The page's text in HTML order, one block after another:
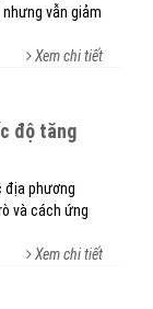
vẫn giảm
Xem chi tiết
địa phương
và cách ứng
Xem chi tiết